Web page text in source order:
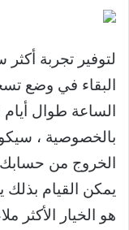
البقاء في وضع
الساعة طوال
بالخصوصية ،
الخروج من
يمكن القيام بذلك